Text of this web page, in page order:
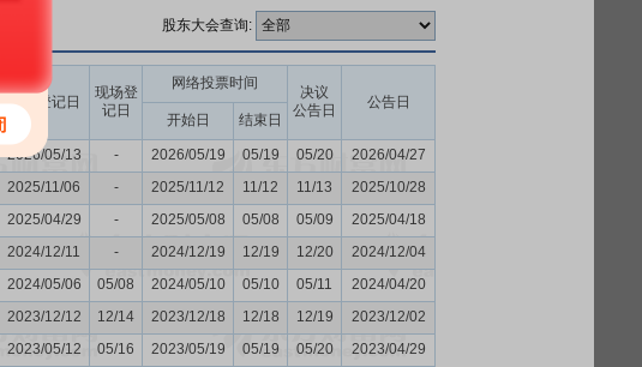
股东大会查询:
股权登记日
现场登
记日
网络投票时间
决议
公告日
公告日
开始日 结束日
2026/05/13 - 2026/05/19 05/19 05/20
2026/04/27
2025/11/06 - 2025/11/12 11/12 11/13
2025/10/28
2025/04/29 - 2025/05/08 05/08 05/09
2025/04/18
2024/12/11 - 2024/12/19 12/19 12/20
2024/12/04
2024/05/06 05/08 2024/05/10 05/10 05/11
2024/04/20
2023/12/12 12/14 2023/12/18 12/18 12/19
2023/12/02
2023/05/12 05/16 2023/05/19 05/19 05/20 2023/04/29